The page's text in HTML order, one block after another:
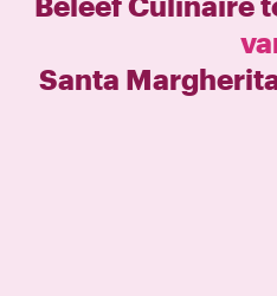
Santa